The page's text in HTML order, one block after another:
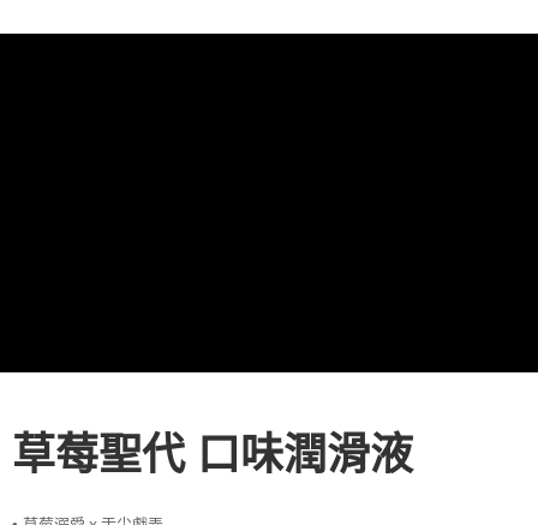
草莓聖代口味潤滑液